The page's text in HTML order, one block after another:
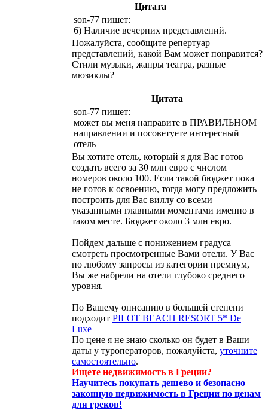
Цитата
son-77 пишет:
6) Наличие вечерних представлений.
Пожалуйста, сообщите репертуар
представлений, какой Вам может понравится?
Стили музыки, жанры театра, разные
мюзиклы?
Цитата
son-77 пишет:
может вы меня направите в ПРАВИЛЬНОМ
направлении и посоветуете интересный
отель
Вы хотите отель, который я для Вас готов
создать всего за 30 млн евро с числом
номеров около 100. Если такой бюджет пока
не готов к освоению, тогда могу предложить
построить для Вас виллу со всеми
указанными главными моментами именно в
таком месте. Бюджет около 3 млн евро.
Пойдем дальше с понижением градуса
смотреть просмотренные Вами отели. У Вас
по любому запросы из категории премиум,
Вы же набрели на отели глубоко среднего
уровня.
По Вашему описанию в большей степени
подходит PILOT BEACH RESORT 5* De
Luxe
По цене я не знаю сколько он будет в Ваши
даты у туроператоров, пожалуйста, уточните
самостоятельно.
Ищете недвижимость в Греции?
Научитесь покупать дешево и безопасно
законную недвижимость в Греции по ценам
для греков!